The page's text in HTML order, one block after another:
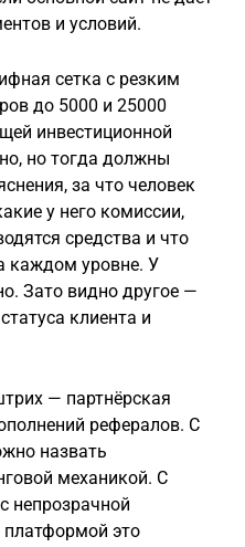
и условий.
сетка с резким
до 5000 и 25000
инвестиционной
но тогда должны
за что человек
у него комиссии,
средства и что
каждом уровне. У
Зато видно другое —
клиента и
— партнёрская
рефералов. С
назвать
механикой. С
непрозрачной
платформой это